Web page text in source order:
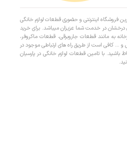
فروشگاه اینترنتی و حضوری قطعات لوازم خانگی
در خدمت شما عزیزان میباشد. برای خرید
به مانند قطعات جاروبرقی، قطعات ماکروفر،
… کافی است از طریق راه های ارتباطی موجود در
باشید. با تامین قطعات لوازم خانگی در پارسیان